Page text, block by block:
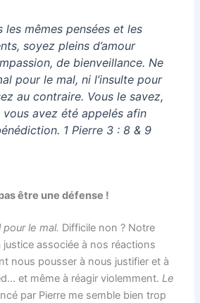
les mêmes pensées et les
soyez pleins d’amour
de bienveillance. Ne
pour le mal, ni l’insulte pour
au contraire. Vous le savez,
vous avez été appelés afin
1 Pierre 3 : 8 & 9
être une défense !
le mal. Difficile non ? Notre
associée à nos réactions
nous pousser à nous justifier et à
et même à réagir violemment.Le
par Pierre me semble bien trop